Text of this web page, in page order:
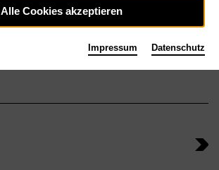
Alle Cookies akzeptieren
Impressum Datenschutz